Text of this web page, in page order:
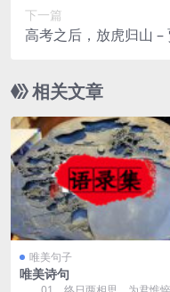
下一篇
高考之后，放虎归山 –
相关文章
唯美句子
唯美诗句